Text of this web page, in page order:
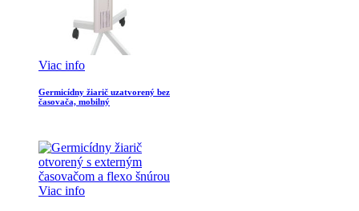
Viac info
Germicídny žiarič uzatvorený bez
časovača, mobilný
Viac info